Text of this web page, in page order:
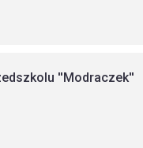
''Modraczek''